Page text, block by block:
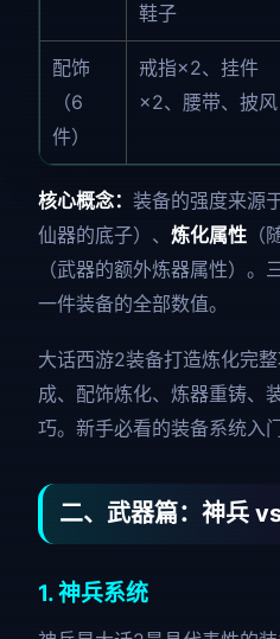
鞋子
配饰
（6
件）
戒指×2、挂件
×2、腰带、披风
核心概念： 装备的强度来
仙器的底子）、 炼化属性 （
（武器的额外炼器属性）
一件装备的全部数值。
大话西游2装备打造炼化完
成、配饰炼化、炼器重铸、
巧。新手必看的装备系统入
二、武器篇：神兵
1. 神兵系统